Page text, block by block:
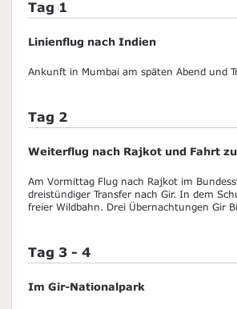
Tag 1
Linienflug nach Indien
Ankunft in Mumbai am späten Abend und
Tag 2
Weiterflug nach Rajkot und Fahrt
Am Vormittag Flug nach Rajkot im
dreistündiger Transfer nach Gir. In dem
freier Wildbahn. Drei Übernachtungen Gir
Tag 3 - 4
Im Gir-Nationalpark